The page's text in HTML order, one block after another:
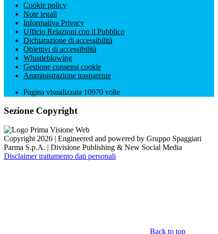
Cookie policy
Note legali
Informativa Privacy
Ufficio Relazioni con il Pubblico
Dichiarazione di accessibilità
Obiettivi di accessibilità
Whistleblowing
Gestione consensi cookie
Amministrazione trasparente
Pagina visualizzata 10970 volte
Sezione Copyright
Copyright 2026 | Engineered and powered by Gruppo Spaggiari
Parma S.p.A. | Divisione Publishing & New Social Media
Disclaimer trattamento dati personali
Back to top